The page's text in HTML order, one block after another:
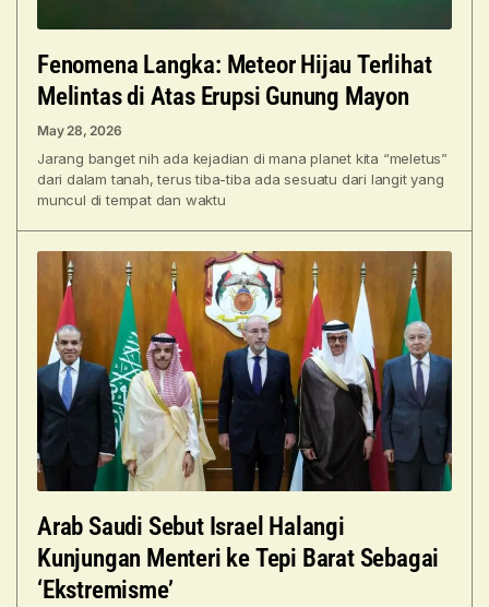
Fenomena Langka: Meteor Hijau Terlihat
Melintas di Atas Erupsi Gunung Mayon
May 28, 2026
Jarang banget nih ada kejadian di mana planet kita “meletus”
dari dalam tanah, terus tiba-tiba ada sesuatu dari langit yang
muncul di tempat dan waktu
Arab Saudi Sebut Israel Halangi
Kunjungan Menteri ke Tepi Barat Sebagai
‘Ekstremisme’